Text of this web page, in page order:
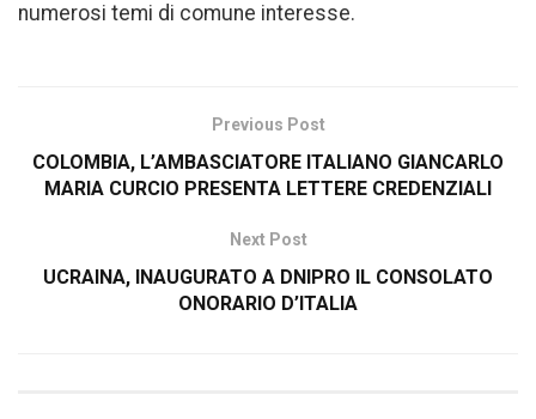
numerosi temi di comune interesse.
Previous Post
COLOMBIA, L’AMBASCIATORE ITALIANO GIANCARLO
MARIA CURCIO PRESENTA LETTERE CREDENZIALI
Next Post
UCRAINA, INAUGURATO A DNIPRO IL CONSOLATO
ONORARIO D’ITALIA